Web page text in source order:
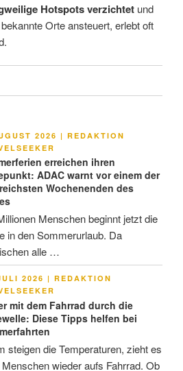
Hotspots verzichtet und
Orte ansteuert, erlebt oft
2026 | REDAKTION
erreichen ihren
ADAC warnt vor einem der
Wochenenden des
Menschen beginnt jetzt die
in den Sommerurlaub. Da
alle …
2026 | REDAKTION
mit dem Fahrrad durch die
Diese Tipps helfen bei
steigen die Temperaturen, zieht es
wieder aufs Fahrrad. Ob